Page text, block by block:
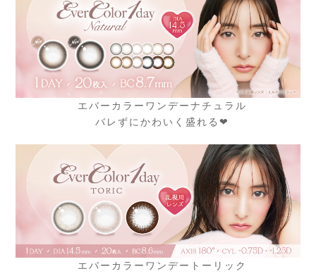
エバーカラーワンデーナチュラル
バレずにかわいく盛れる❤
エバーカラーワンデートーリック